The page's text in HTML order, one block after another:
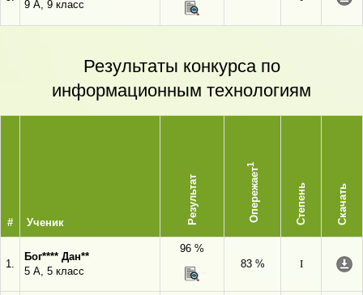
9 А, 9 класс
Результаты конкурса по
информационным технологиям
# Ученик Результат Опережает
1
Степень Скачать
1.
Бог**** Дан**
5 А, 5 класс
96 %
83 %
I